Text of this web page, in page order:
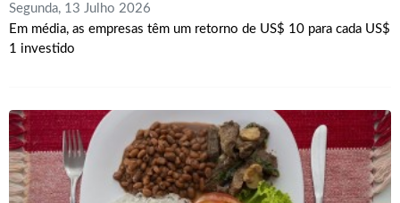
Segunda, 13 Julho 2026
Em média, as empresas têm um retorno de US$ 10 para cada US$
1 investido